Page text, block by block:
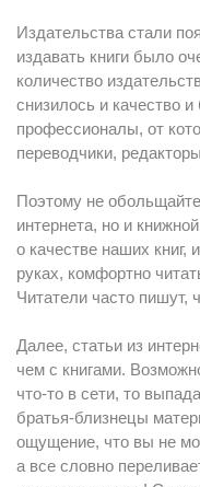
Издательства стали
издавать книги было
количество
снизилось и качество
профессионалы, от
переводчики,
Поэтому не
интернета, но и
о качестве наших книг,
руках, комфортно
Читатели часто пишут,
Далее, статьи из
чем с книгами.
что-то в сети, то
братья-близнецы
ощущение, что вы не
а все словно